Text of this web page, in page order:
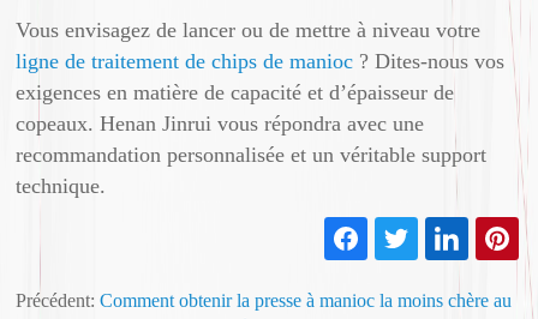
Vous envisagez de lancer ou de mettre à niveau votre
ligne de traitement de chips de manioc ? Dites-nous vos
exigences en matière de capacité et d’épaisseur de
copeaux. Henan Jinrui vous répondra avec une
recommandation personnalisée et un véritable support
technique.
Précédent:Comment obtenir la presse à manioc la moins chère au